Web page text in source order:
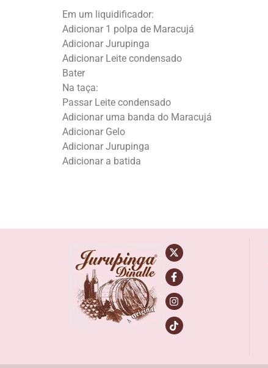
Em um liquidificador:
Adicionar 1 polpa de Maracujá
Adicionar Jurupinga
Adicionar Leite condensado
Bater
Na taça:
Passar Leite condensado
Adicionar uma banda do Maracujá
Adicionar Gelo
Adicionar Jurupinga
Adicionar a batida